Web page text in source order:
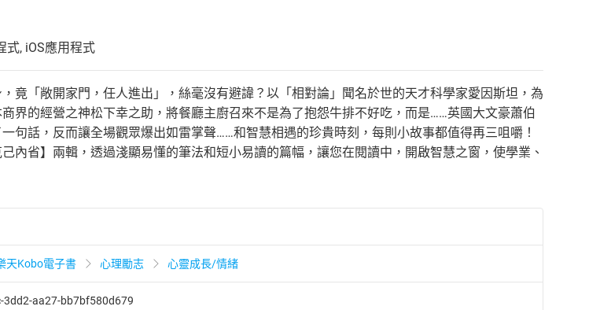
式, iOS應用程式
竟「敞開家門，任人進出」，絲毫沒有避諱？以「相對論」聞名於世的天才科學家愛因斯坦，為
界的經營之神松下幸之助，將餐廳主廚召來不是為了抱怨牛排不好吃，而是……英國大文豪蕭伯
句話，反而讓全場觀眾爆出如雷掌聲……和智慧相遇的珍貴時刻，每則小故事都值得再三咀嚼！
內省】兩輯，透過淺顯易懂的筆法和短小易讀的篇幅，讓您在閱讀中，開啟智慧之窗，使學業、
天Kobo電子書 心理勵志 心靈成長/情緒
aa27-bb7bf580d679